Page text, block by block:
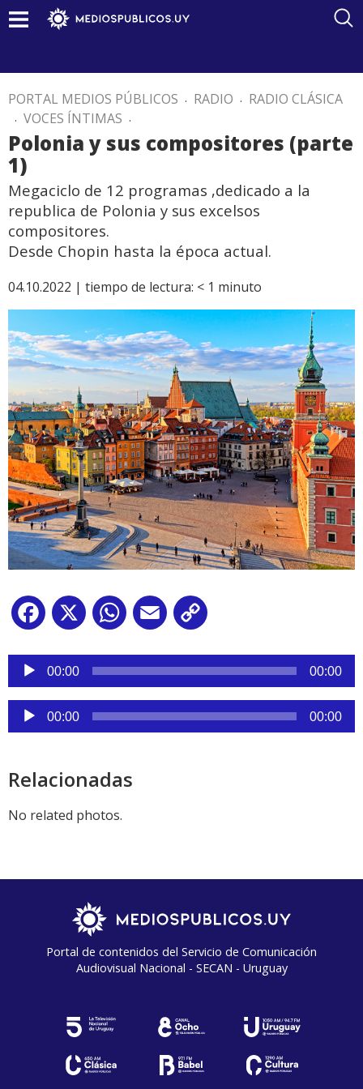
PORTAL MEDIOS PÚBLICOS . RADIO . RADIO CLÁSICA
. VOCES ÍNTIMAS .
Polonia y sus compositores (parte
1)
Megaciclo de 12 programas ,dedicado a la
republica de Polonia y sus excelsos
compositores.
Desde Chopin hasta la época actual.
04.10.2022 | tiempo de lectura: < 1 minuto
Facebook
X WhatsApp
Email
Reproductor
audio
00:00 00:00
Reproductor
de
00:00 00:00
Relacionadas
No related photos.
Portal de contenidos del Servicio de Comunicación
Audiovisual Nacional - SECAN - Uruguay